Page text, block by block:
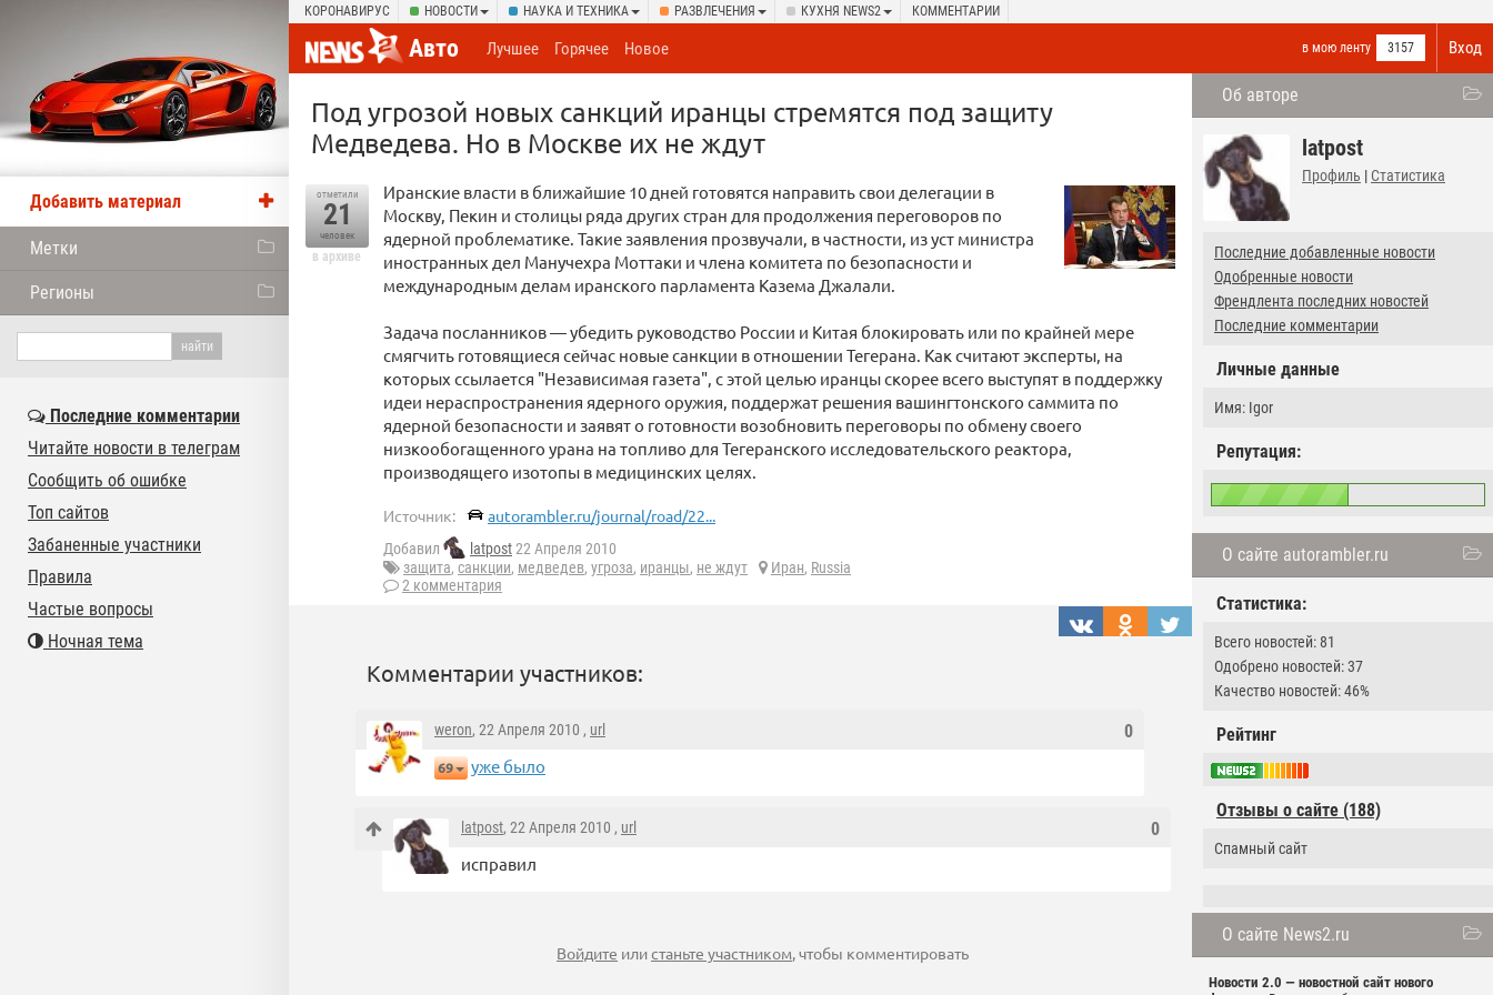
КОРОНАВИРУС НОВОСТИ НАУКА И ТЕХНИКА РАЗВЛЕЧЕНИЯ КУХНЯ NEWS2 КОММЕНТАРИИ
Вход
Авто в мою ленту 3157
Лучшее Горячее Новое
Об авторе
latpost
Профиль | Статистика
Последние добавленные новости
Одобренные новости
Френдлента последних новостей
Последние комментарии
Личные данные
Имя: Igor
Репутация:
О сайте autorambler.ru
Статистика:
Всего новостей: 81
Одобрено новостей: 37
Качество новостей: 46%
Рейтинг
Отзывы о сайте (188)
Спамный сайт
О сайте News2.ru
Новости 2.0 — новостной сайт нового
Под угрозой новых санкций иранцы стремятся под защиту
Медведева. Но в Москве их не ждут
отметили
21
человек
в архиве
Иранские власти в ближайшие 10 дней готовятся направить свои делегации в
Москву, Пекин и столицы ряда других стран для продолжения переговоров по
ядерной проблематике. Такие заявления прозвучали, в частности, из уст министра
иностранных дел Манучехра Моттаки и члена комитета по безопасности и
международным делам иранского парламента Казема Джалали.
Задача посланников — убедить руководство России и Китая блокировать или по крайней мере
смягчить готовящиеся сейчас новые санкции в отношении Тегерана. Как считают эксперты, на
которых ссылается "Независимая газета", с этой целью иранцы скорее всего выступят в поддержку
идеи нераспространения ядерного оружия, поддержат решения вашингтонского саммита по
ядерной безопасности и заявят о готовности возобновить переговоры по обмену своего
низкообогащенного урана на топливо для Тегеранского исследовательского реактора,
производящего изотопы в медицинских целях.
Источник: autorambler.ru/journal/road/22...
Добавил latpost22 Апреля 2010
защита, санкции, медведев, угроза, иранцы, не ждут Иран, Russia
2 комментария
Комментарии участников:
0
weron, 22 Апреля 2010 , url
69 уже было
0
latpost, 22 Апреля 2010 , url
исправил
Войдите илистаньте участником, чтобы комментировать
Добавить материал
Метки
Регионы
Последние комментарии
Читайте новости в телеграм
Сообщить об ошибке
Топ сайтов
Забаненные участники
Правила
Частые вопросы
Ночная тема